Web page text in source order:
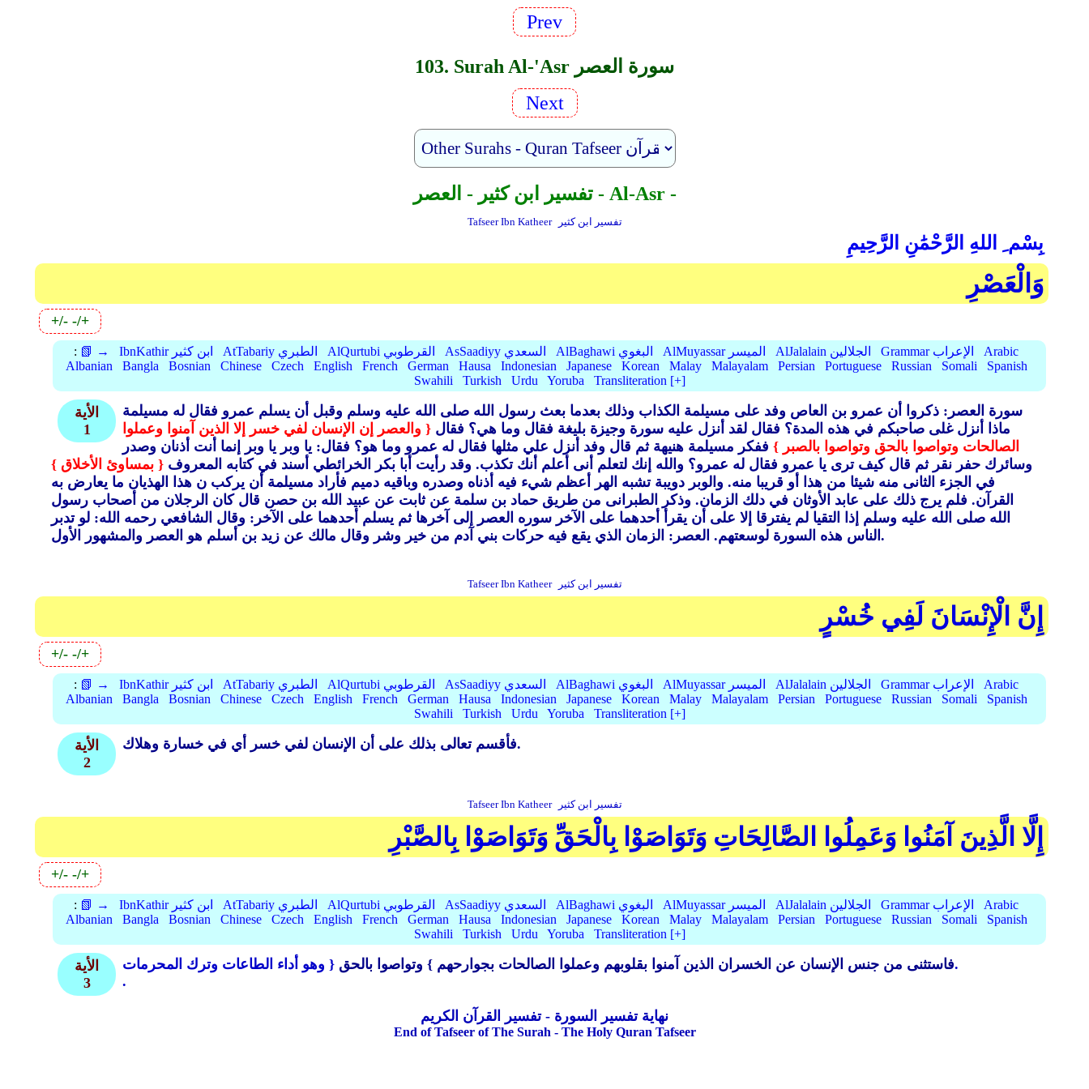
Prev
103. Surah Al-'Asr سورة العصر
Next
تفسير ابن كثير - العصر - Al-Asr -
Tafseer Ibn Katheer تفسير ابن كثير
بِسْم ِ اللهِ الرَّحْمَٰنِ الرَّحِيمِ
وَالْعَصْرِ
+/- -/+
: 📗 → IbnKathir ابن كثير AtTabariy الطبري AlQurtubi القرطوبي AsSaadiyy السعدي AlBaghawi البغوي AlMuyassar الميسر AlJalalain الجلالين Grammar الإعراب
Arabic
Albanian
Bangla Bosnian Chinese Czech English French German Hausa Indonesian Japanese Korean Malay Malayalam Persian Portuguese Russian Somali
Spanish
Swahili
Turkish Urdu Yoruba Transliteration [+]
الأية
1
سورة العصر: ذكروا أن عمرو بن العاص وفد على مسيلمة الكذاب وذلك بعدما بعث رسول الله صلى الله عليه وسلم وقبل أن يسلم عمرو فقال له مسيلمة
ماذا أنزل غلى صاحبكم في هذه المدة؟ فقال لقد أنزل عليه سورة وجيزة بليغة فقال وما هي؟ فقال { والعصر إن الإنسان لفي خسر إلا الذين آمنوا وعملوا
الصالحات وتواصوا بالحق وتواصوا بالصبر } ففكر مسيلمة هنيهة ثم قال وفد أنزل علي مثلها فقال له عمرو وما هو؟ فقال: يا وبر يا وبر إنما أنت أذنان وصدر
وسائرك حفر نقر ثم قال كيف ترى يا عمرو فقال له عمرو؟ والله إنك لتعلم أنى أعلم أنك تكذب. وقد رأيت أبا بكر الخرائطي أسند في كتابه المعروف { بمساوئ الأخلاق }
في الجزء الثانى منه شيئا من هذا أو قريبا منه. والوبر دويبة تشبه الهر أعظم شيء فيه أذناه وصدره وباقيه دميم فأراد مسيلمة أن يركب ن هذا الهذيان ما يعارض به
القرآن. فلم يرج ذلك على عابد الأوثان في دلك الزمان. وذكر الطبرانى من طريق حماد بن سلمة عن ثابت عن عبيد الله بن حصن قال كان الرجلان من أصحاب رسول
الله صلى الله عليه وسلم إذا التقيا لم يفترقا إلا على أن يقرأ أحدهما على الآخر سوره العصر إلى آخرها ثم يسلم أحدهما على الآخر: وقال الشافعي رحمه الله: لو تدبر
الناس هذه السورة لوسعتهم. العصر: الزمان الذي يقع فيه حركات بني آدم من خير وشر وقال مالك عن زيد بن أسلم هو العصر والمشهور الأول.
Tafseer Ibn Katheer تفسير ابن كثير
إِنَّ الْإِنْسَانَ لَفِي خُسْرٍ
+/- -/+
: 📗 → IbnKathir ابن كثير AtTabariy الطبري AlQurtubi القرطوبي AsSaadiyy السعدي AlBaghawi البغوي AlMuyassar الميسر AlJalalain الجلالين Grammar الإعراب
Arabic
Albanian
Bangla Bosnian Chinese Czech English French German Hausa Indonesian Japanese Korean Malay Malayalam Persian Portuguese Russian Somali
Spanish
Swahili
Turkish Urdu Yoruba Transliteration [+]
الأية
2
فأقسم تعالى بذلك على أن الإنسان لفي خسر أي في خسارة وهلاك.
Tafseer Ibn Katheer تفسير ابن كثير
إِلَّا الَّذِينَ آمَنُوا وَعَمِلُوا الصَّالِحَاتِ وَتَوَاصَوْا بِالْحَقِّ وَتَوَاصَوْا بِالصَّبْرِ
+/- -/+
: 📗 → IbnKathir ابن كثير AtTabariy الطبري AlQurtubi القرطوبي AsSaadiyy السعدي AlBaghawi البغوي AlMuyassar الميسر AlJalalain الجلالين Grammar الإعراب
Arabic
Albanian
Bangla Bosnian Chinese Czech English French German Hausa Indonesian Japanese Korean Malay Malayalam Persian Portuguese Russian Somali
Spanish
Swahili
Turkish Urdu Yoruba Transliteration [+]
الأية
3
فاستثنى من جنس الإنسان عن الخسران الذين آمنوا بقلوبهم وعملوا الصالحات بجوارحهم } وتواصوا بالحق
{ وهو أداء الطاعات وترك المحرمات.
.
نهاية تفسير السورة - تفسير القرآن الكريم
End of Tafseer of The Surah - The Holy Quran Tafseer